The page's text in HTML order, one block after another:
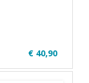
€ 40,90